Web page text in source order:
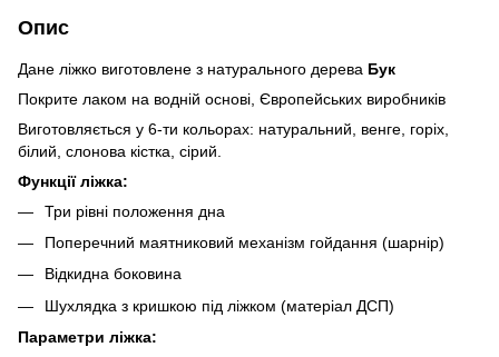
Опис
Дане ліжко виготовлене з натурального дерева Бук
Покрите лаком на водній основі, Європейських виробників
Виготовляється у 6-ти кольорах: натуральний, венге, горіх,
білий, слонова кістка, сірий.
Функції ліжка:
Три рівні положення дна
Поперечний маятниковий механізм гойдання (шарнір)
Відкидна боковина
Шухлядка з кришкою під ліжком (матеріал ДСП)
Параметри ліжка: